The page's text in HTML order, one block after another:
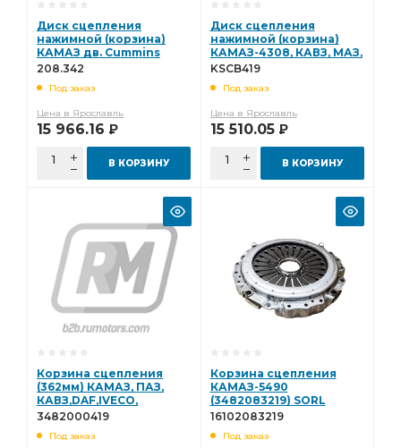
Диск сцепления
нажимной (корзина)
КАМАЗ дв. Cummins
6ISBe185, 210 MF-395
Китай) 208.342
208.342
Под заказ
Цена в Ярославль
15 966.16 Р
В КОРЗИНУ
Диск сцепления
нажимной (корзина)
КАМАЗ-4308, КАВЗ, МАЗ,
дв.CUMMINS
Kramerstone KSCB419
KSCB419
Под заказ
Цена в Ярославль
15 510.05 Р
В КОРЗИНУ
Корзина сцепления
(362мм) КАМАЗ, ПАЗ,
КАВЗ,DAF,IVECO,
Cummins (ан.3482116031,
3482000419
3482000419
Под заказ
Корзина сцепления
КАМАЗ-5490
(3482083219) SORL
16102083219
16102083219
Под заказ